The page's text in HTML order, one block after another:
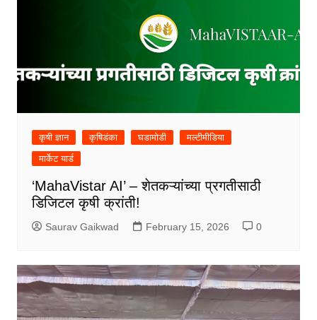
कृषी ज्ञान कृषिडंका घडामोडी
मल्टीमीडिया
मार्केट यार्ड
‘MahaVistar AI’ – शेतकऱ्यांच्या प्रगतीसाठी
डिजिटल कृषी क्रांती!
Saurav Gaikwad February 15, 2026 0